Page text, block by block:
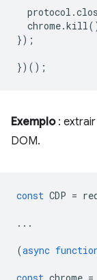
protocol .
chrome.kill
});
})();
Exemplo: extrair
DOM.
const CDP =
...
(async